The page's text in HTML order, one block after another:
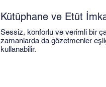
Kütüphane ve Etüt
Sessiz, konforlu ve verimli bir
zamanlarda da gözetmenler
kullanabilir.